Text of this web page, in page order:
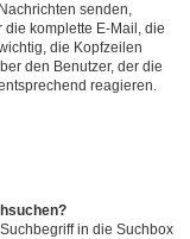
senden,
komplette E-Mail, die
die Kopfzeilen
den Benutzer, der die
reagieren.
in die Suchbox